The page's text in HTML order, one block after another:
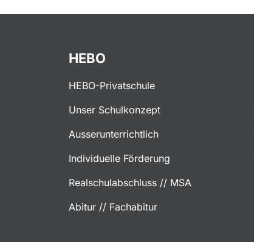
HEBO
HEBO-Privatschule
Unser Schulkonzept
Ausserunterrichtlich
Individuelle Förderung
Realschulabschluss // MSA
Abitur // Fachabitur